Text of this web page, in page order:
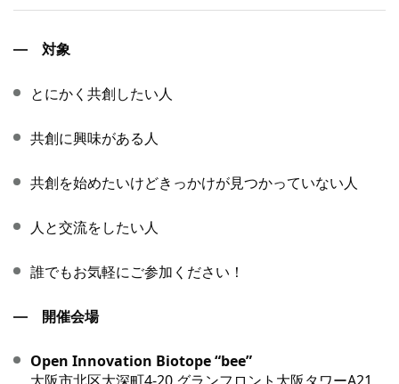
対象
とにかく共創したい人
共創に興味がある人
共創を始めたいけどきっかけが見つかっていない人
人と交流をしたい人
誰でもお気軽にご参加ください！
開催会場
Open Innovation Biotope “bee”